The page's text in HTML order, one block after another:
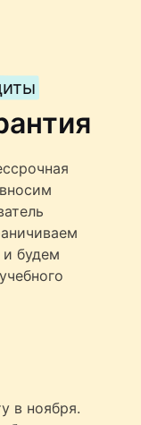
и будем
в ноября.